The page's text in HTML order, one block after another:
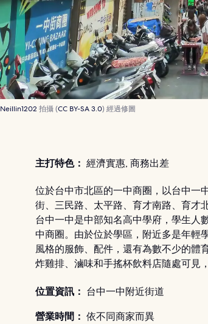
Neillin1202 拍攝 (CC BY-SA 3.0) 經過修圖
主打特色： 經濟實惠, 商務出差
位於台中市北區的一中商圈，以台中一
街、三民路、太平路、育才南路、育才
台中一中是中部知名高中學府，學生人
中商圈。由於位於學區，附近多是年輕
風格的服飾、配件，還有為數不少的體
炸雞排、滷味和手搖杯飲料店隨處可見
位置資訊： 台中一中附近街道
營業時間： 依不同商家而異